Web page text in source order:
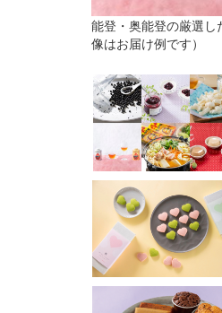
能登・奥能登の厳選
像はお届け例です）